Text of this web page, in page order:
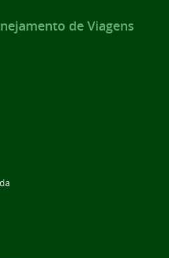
de Viagens